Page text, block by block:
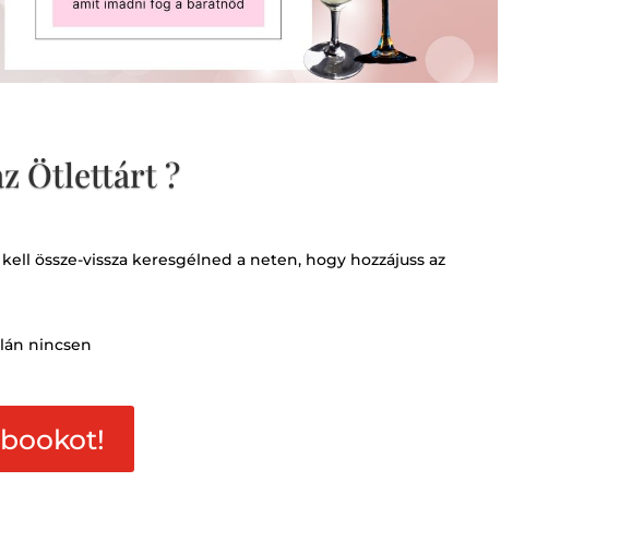
Ötlettárt ?
össze-vissza keresgélned a neten, hogy hozzájuss az
nincsen